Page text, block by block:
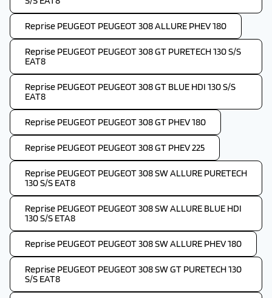
Reprise PEUGEOT PEUGEOT 308 ALLURE PHEV 180
Reprise PEUGEOT PEUGEOT 308 GT PURETECH 130 S/S
EAT8
Reprise PEUGEOT PEUGEOT 308 GT BLUE HDI 130 S/S
EAT8
Reprise PEUGEOT PEUGEOT 308 GT PHEV 180
Reprise PEUGEOT PEUGEOT 308 GT PHEV 225
Reprise PEUGEOT PEUGEOT 308 SW ALLURE PURETECH
130 S/S EAT8
Reprise PEUGEOT PEUGEOT 308 SW ALLURE BLUE HDI
130 S/S ETA8
Reprise PEUGEOT PEUGEOT 308 SW ALLURE PHEV 180
Reprise PEUGEOT PEUGEOT 308 SW GT PURETECH 130
S/S EAT8